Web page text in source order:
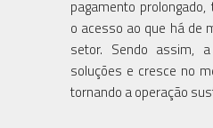
pagamento
o acesso ao que há de
setor. Sendo assim,
soluções e cresce no
tornando a operação